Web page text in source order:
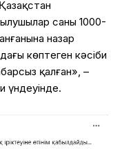
саны 1000-
назар
көптеген кәсіби
қалған», –
үндеуінде.